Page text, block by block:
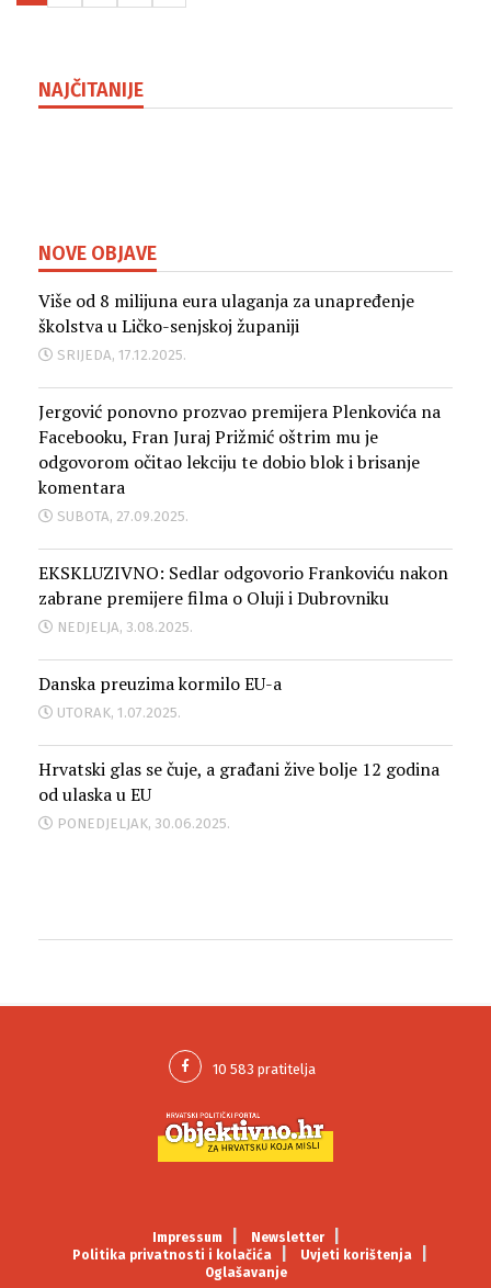
NAJČITANIJE
NOVE OBJAVE
Više od 8 milijuna eura ulaganja za unapređenje
školstva u Ličko-senjskoj županiji
SRIJEDA, 17.12.2025.
Jergović ponovno prozvao premijera Plenkovića na
Facebooku, Fran Juraj Prižmić oštrim mu je
odgovorom očitao lekciju te dobio blok i brisanje
komentara
SUBOTA, 27.09.2025.
EKSKLUZIVNO: Sedlar odgovorio Frankoviću nakon
zabrane premijere filma o Oluji i Dubrovniku
NEDJELJA, 3.08.2025.
Danska preuzima kormilo EU-a
UTORAK, 1.07.2025.
Hrvatski glas se čuje, a građani žive bolje 12 godina
od ulaska u EU
PONEDJELJAK, 30.06.2025.
Impressum
Newsletter
Politika privatnosti i kolačića
Uvjeti korištenja
Oglašavanje